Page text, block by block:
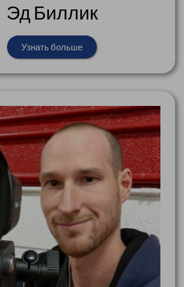
Эд Биллик
Узнать больше